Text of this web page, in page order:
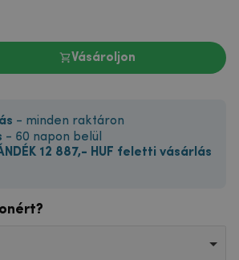
Vásároljon
- minden raktáron
- 60 napon belül
12 887,- HUF feletti vásárlás